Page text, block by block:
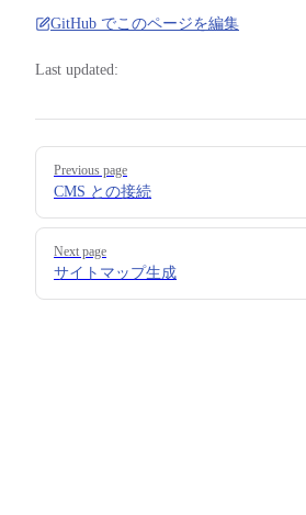
MPA モード
設定 & API リファレンス
GitHub でこのページを編集
Last updated:
Pager
Previous page
CMS との接続
Next page
サイトマップ生成